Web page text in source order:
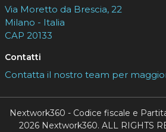
Via Moretto da Brescia, 22
Milano - Italia
CAP 20133
Contatti
Contatta il nostro team per
Nextwork360 - Codice fiscale e
2026 Nextwork360. ALL RIGHTS